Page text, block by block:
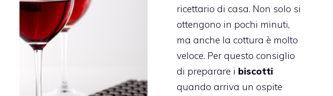
ricettario di casa. Non solo si
ottengono in pochi minuti,
ma anche la cottura è molto
veloce. Per questo consiglio
di preparare i biscotti
quando arriva un ospite